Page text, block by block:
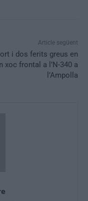
Article següent
i dos ferits greus en
xoc frontal a l’N-340 a
l’Ampolla